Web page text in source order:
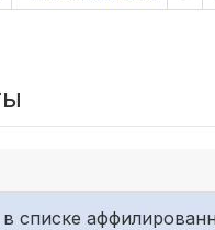
списке